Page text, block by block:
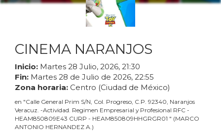
CINEMA NARANJOS
Inicio: Martes 28 Julio, 2026, 21:30
Fin: Martes 28 de Julio de 2026, 22:55
Zona horaria: Centro (Ciudad de México)
en "Calle General Prim S/N, Col. Progreso, C.P. 92340, Naranjos
Veracuz. -Actividad. Regimen Empresarial y Profesional RFC -
HEAM850809E43 CURP - HEAM850809HHGRGR01 " (MARCO
ANTONIO HERNANDEZ A.)